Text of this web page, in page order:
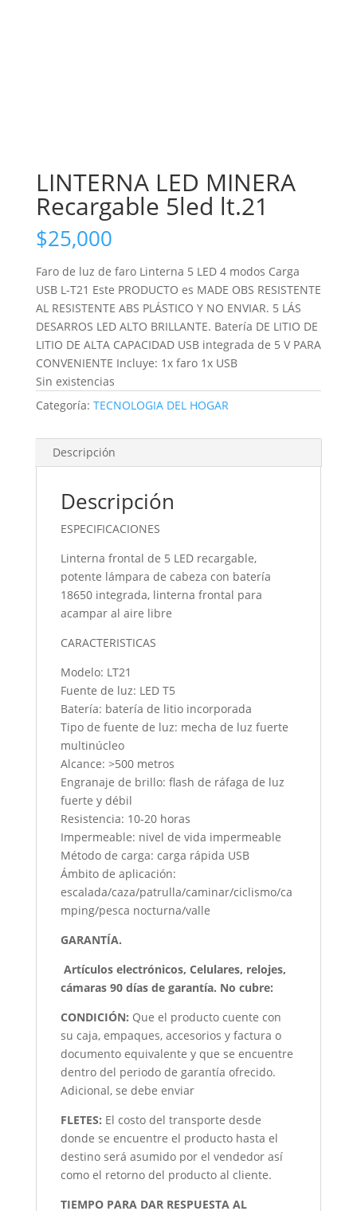
LINTERNA LED MINERA
Recargable 5led lt.21
$25,000
Faro de luz de faro Linterna 5 LED 4 modos Carga
USB L-T21 Este PRODUCTO es MADE OBS RESISTENTE
AL RESISTENTE ABS PLÁSTICO Y NO ENVIAR. 5 LÁS
DESARROS LED ALTO BRILLANTE. Batería DE LITIO DE
LITIO DE ALTA CAPACIDAD USB integrada de 5 V PARA
CONVENIENTE Incluye: 1x faro 1x USB
Sin existencias
Categoría: TECNOLOGIA DEL HOGAR
Descripción
Descripción
ESPECIFICACIONES
Linterna frontal de 5 LED recargable,
potente lámpara de cabeza con batería
18650 integrada, linterna frontal para
acampar al aire libre
CARACTERISTICAS
Modelo: LT21
Fuente de luz: LED T5
Batería: batería de litio incorporada
Tipo de fuente de luz: mecha de luz fuerte
multinúcleo
Alcance: >500 metros
Engranaje de brillo: flash de ráfaga de luz
fuerte y débil
Resistencia: 10-20 horas
Impermeable: nivel de vida impermeable
Método de carga: carga rápida USB
Ámbito de aplicación:
escalada/caza/patrulla/caminar/ciclismo/ca
mping/pesca nocturna/valle
GARANTÍA.
Artículos electrónicos, Celulares, relojes,
cámaras 90 días de garantía. No cubre:
CONDICIÓN: Que el producto cuente con
su caja, empaques, accesorios y factura o
documento equivalente y que se encuentre
dentro del periodo de garantía ofrecido.
Adicional, se debe enviar
FLETES: El costo del transporte desde
donde se encuentre el producto hasta el
destino será asumido por el vendedor así
como el retorno del producto al cliente.
TIEMPO PARA DAR RESPUESTA AL